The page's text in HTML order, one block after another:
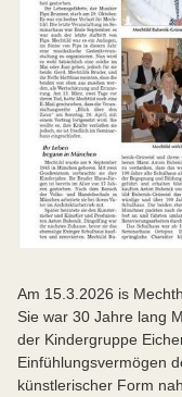
Am 15.3.2026 is
Sie war 30 Jahre lang
der Kindergruppe
Einfühlungsvermögen
künstlerischer Form